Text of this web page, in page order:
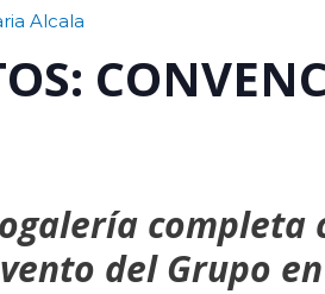
Alcala
completa
del Grupo